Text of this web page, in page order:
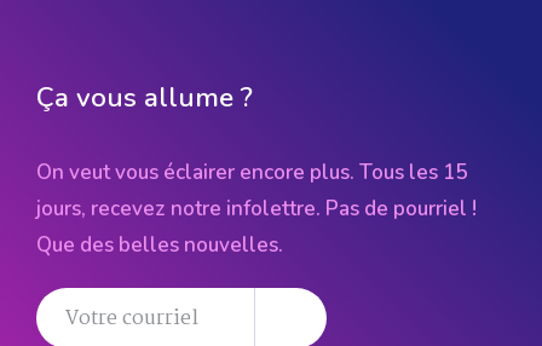
Ça vous allume ?
On veut vous éclairer encore plus. Tous les 15
jours, recevez notre infolettre. Pas de pourriel !
Que des belles nouvelles.